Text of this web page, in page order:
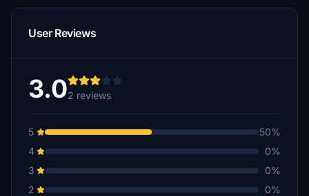
User Reviews
3.02 reviews
5
50%
4
0%
3
0%
2
0%